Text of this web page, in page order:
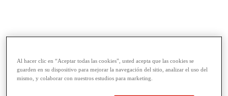
Al hacer clic en “Aceptar todas las cookies”, usted acepta que las cookies se
guarden en su dispositivo para mejorar la navegación del sitio, analizar el uso del
mismo, y colaborar con nuestros estudios para marketing.